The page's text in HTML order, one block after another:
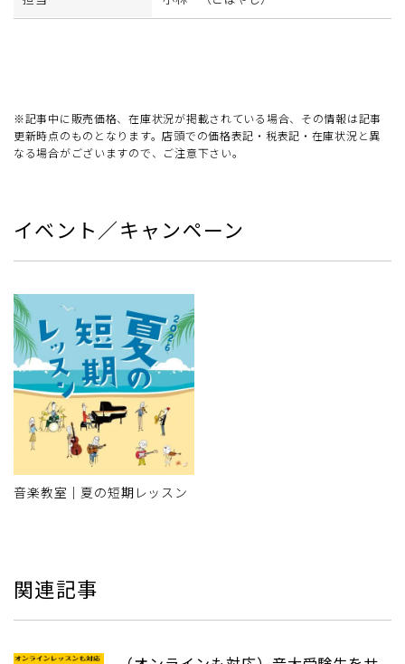
※記事中に販売価格、在庫状況が掲載されている場合、その情報は記事
更新時点のものとなります。店頭での価格表記・税表記・在庫状況と異
なる場合がございますので、ご注意下さい。
イベント／キャンペーン
音楽教室｜夏の短期レッスン
関連記事